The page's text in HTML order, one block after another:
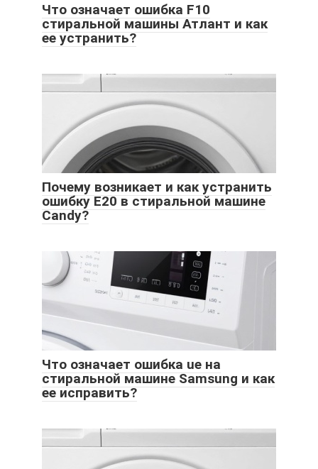
Что означает ошибка F10
стиральной машины Атлант и как
ее устранить?
Почему возникает и как устранить
ошибку Е20 в стиральной машине
Candy?
Что означает ошибка ue на
стиральной машине Samsung и как
ее исправить?